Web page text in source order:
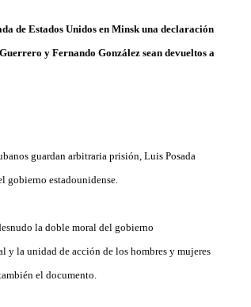
de Estados Unidos en Minsk una declaración
y Fernando González sean devueltos a
guardan arbitraria prisión, Luis Posada
gobierno estadounidense.
la doble moral del gobierno
la unidad de acción de los hombres y mujeres
el documento.